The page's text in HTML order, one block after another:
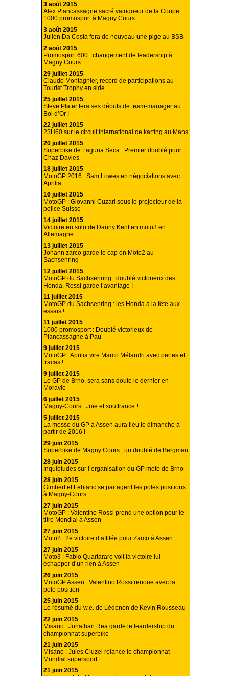
3 août 2015
Alex Plancassagne sacré vainqueur de la Coupe
1000 promosport à Magny Cours
3 août 2015
Julien Da Costa fera de nouveau une pige au BSB
2 août 2015
Promosport 600 : changement de leadership à
Magny Cours
29 juillet 2015
Claude Montagnier, record de participations au
Tourist Trophy en side
25 juillet 2015
Steve Plater fera ses débuts de team-manager au
Bol d’Or !
22 juillet 2015
23H60 sur le circuit international de karting au Mans
20 juillet 2015
Superbike de Laguna Seca : Premier doublé pour
Chaz Davies
18 juillet 2015
MotoGP 2016 : Sam Lowes en négociations avec
Aprilia
16 juillet 2015
MotoGP : Giovanni Cuzari sous le projecteur de la
police Suisse
14 juillet 2015
Victoire en solo de Danny Kent en moto3 en
Allemagne
13 juillet 2015
Johann zarco garde le cap en Moto2 au
Sachsenring
12 juillet 2015
MotoGP du Sachsenring : doublé victorieux des
Honda, Rossi garde l’avantage !
11 juillet 2015
MotoGP du Sachsenring : les Honda à la fête aux
essais !
11 juillet 2015
1000 promosport : Doublé victorieux de
Plancassagne à Pau
9 juillet 2015
MotoGP : Aprilia vire Marco Mélandri avec pertes et
fracas !
9 juillet 2015
Le GP de Brno, sera sans doute le dernier en
Moravie
6 juillet 2015
Magny-Cours : Joie et souffrance !
5 juillet 2015
La messe du GP à Assen aura lieu le dimanche à
partir de 2016 !
29 juin 2015
Superbike de Magny Cours : un doublé de Bergman
28 juin 2015
Inquiétudes sur l’organisation du GP moto de Brno
28 juin 2015
Gimbert et Leblanc se partagent les poles positions
à Magny-Cours.
27 juin 2015
MotoGP : Valentino Rossi prend une option pour le
titre Mondial à Assen
27 juin 2015
Moto2 : 2e victoire d’affilée pour Zarco à Assen
27 juin 2015
Moto3 : Fabio Quartararo voit la victoire lui
échapper d’un rien à Assen
26 juin 2015
MotoGP Assen : Valentino Rossi renoue avec la
pole position
25 juin 2015
Le résumé du w.e. de Lédenon de Kevin Rousseau
22 juin 2015
Misano : Jonathan Rea garde le leardership du
championnat superbike
21 juin 2015
Misano : Jules Cluzel relance le championnat
Mondial supersport
21 juin 2015